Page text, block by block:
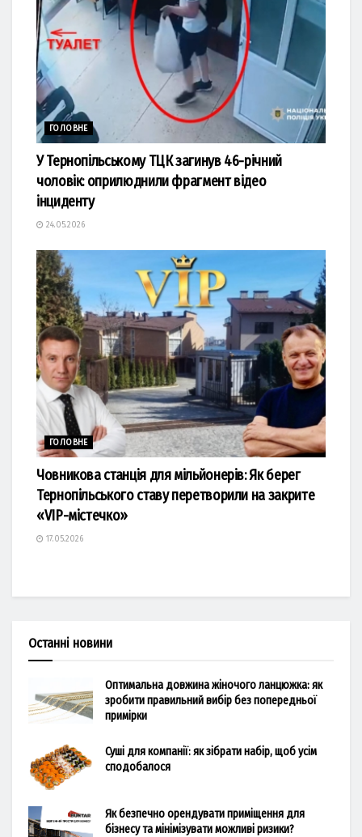
ГОЛОВНЕ
У Тернопільському ТЦК загинув 46-річний
чоловік: оприлюднили фрагмент відео
інциденту
24.05.2026
ГОЛОВНЕ
Човникова станція для мільйонерів: Як берег
Тернопільського ставу перетворили на закрите
«VIP-містечко»
17.05.2026
Останні новини
Оптимальна довжина жіночого ланцюжка: як
зробити правильний вибір без попередньої
примірки
Суші для компанії: як зібрати набір, щоб усім
сподобалося
Як безпечно орендувати приміщення для
бізнесу та мінімізувати можливі ризики?